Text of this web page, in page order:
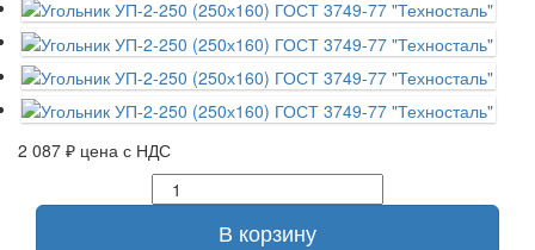
2 087 ₽ цена с НДС
В корзину